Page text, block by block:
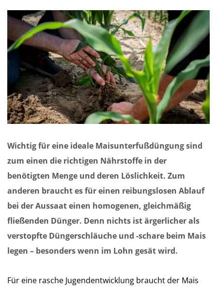
Wichtig für eine ideale Maisunterfußdüngung sind
zum einen die richtigen Nährstoffe in der
benötigten Menge und deren Löslichkeit. Zum
anderen braucht es für einen reibungslosen Ablauf
bei der Aussaat einen homogenen, gleichmäßig
fließenden Dünger. Denn nichts ist ärgerlicher als
verstopfte Düngerschläuche und -schare beim Mais
legen – besonders wenn im Lohn gesät wird.
Für eine rasche Jugendentwicklung braucht der Mais